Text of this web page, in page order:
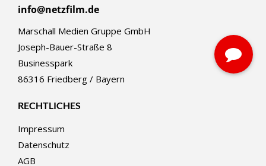
info@netzfilm.de
Marschall Medien Gruppe GmbH
Joseph-Bauer-Straße 8
Businesspark
86316 Friedberg / Bayern
RECHTLICHES
Impressum
Datenschutz
AGB